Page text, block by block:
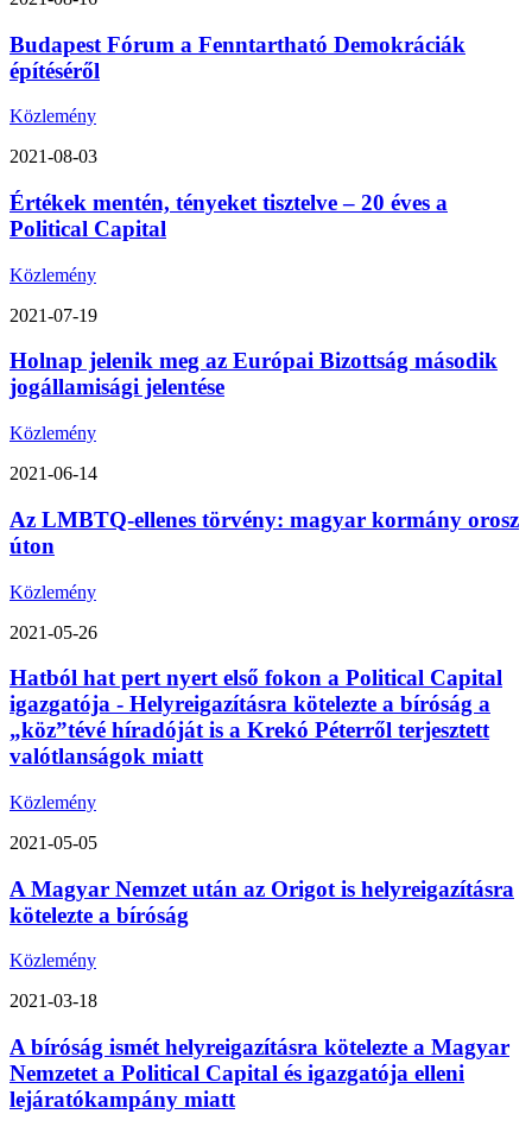
Budapest Fórum a Fenntartható Demokráciák
építéséről
Közlemény
2021-08-03
Értékek mentén, tényeket tisztelve – 20 éves a
Political Capital
Közlemény
2021-07-19
Holnap jelenik meg az Európai Bizottság második
jogállamisági jelentése
Közlemény
2021-06-14
Az LMBTQ-ellenes törvény: magyar kormány orosz
úton
Közlemény
2021-05-26
Hatból hat pert nyert első fokon a Political Capital
igazgatója - Helyreigazításra kötelezte a bíróság a
„köz”tévé híradóját is a Krekó Péterről terjesztett
valótlanságok miatt
Közlemény
2021-05-05
A Magyar Nemzet után az Origot is helyreigazításra
kötelezte a bíróság
Közlemény
2021-03-18
A bíróság ismét helyreigazításra kötelezte a Magyar
Nemzetet a Political Capital és igazgatója elleni
lejáratókampány miatt